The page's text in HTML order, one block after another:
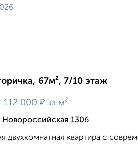
67м², 7/10 этаж
112 000 ₽ за м²
130б
двухкомнатная квартира с